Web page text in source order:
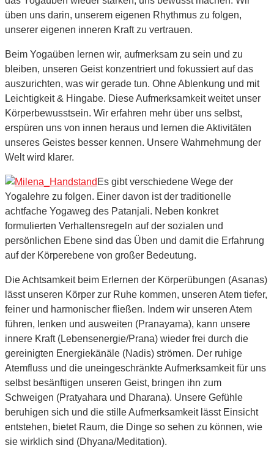
üben uns darin, unserem eigenen Rhythmus zu folgen,
unserer eigenen inneren Kraft zu vertrauen.
Beim Yogaüben lernen wir, aufmerksam zu sein und zu
bleiben, unseren Geist konzentriert und fokussiert auf das
auszurichten, was wir gerade tun. Ohne Ablenkung und mit
Leichtigkeit & Hingabe. Diese Aufmerksamkeit weitet unser
Körperbewusstsein. Wir erfahren mehr über uns selbst,
erspüren uns von innen heraus und lernen die Aktivitäten
unseres Geistes besser kennen. Unsere Wahrnehmung der
Welt wird klarer.
Es gibt verschiedene Wege der
Yogalehre zu folgen. Einer davon ist der traditionelle
achtfache Yogaweg des Patanjali. Neben konkret
formulierten Verhaltensregeln auf der sozialen und
persönlichen Ebene sind das Üben und damit die Erfahrung
auf der Körperebene von großer Bedeutung.
Die Achtsamkeit beim Erlernen der Körperübungen (Asanas)
lässt unseren Körper zur Ruhe kommen, unseren Atem tiefer,
feiner und harmonischer fließen. Indem wir unseren Atem
führen, lenken und ausweiten (Pranayama), kann unsere
innere Kraft (Lebensenergie/Prana) wieder frei durch die
gereinigten Energiekänäle (Nadis) strömen. Der ruhige
Atemfluss und die uneingeschränkte Aufmerksamkeit für uns
selbst besänftigen unseren Geist, bringen ihn zum
Schweigen (Pratyahara und Dharana). Unsere Gefühle
beruhigen sich und die stille Aufmerksamkeit lässt Einsicht
entstehen, bietet Raum, die Dinge so sehen zu können, wie
sie wirklich sind (Dhyana/Meditation).